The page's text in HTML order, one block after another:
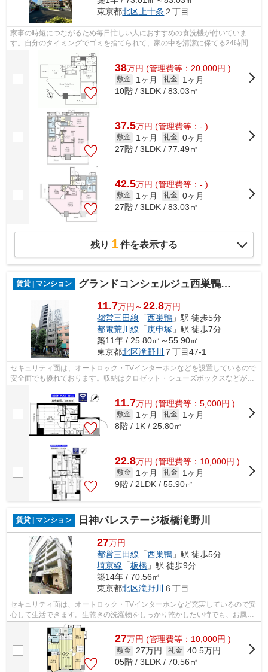
東京都北区 上十条 ２丁目
家事の時短につながるため毎日忙しい人におすすめの食洗機が付いていま
す。自分のタイミングでゴミを捨てられて、家の中を清潔に保てる24時間ゴ
ミ出し可能な物件になっています。こち...
38万円 (管理費等：20,000円 )
敷金 1ヶ月 礼金
1ヶ月
10階 / 3LDK / 83.03㎡
37.5万円 (管理費等：- )
敷金 1ヶ月 礼金 0ヶ月
27階 / 3LDK / 77.49㎡
42.5万円 (管理費等：- )
敷金 1ヶ月 礼金 0ヶ月
27階 / 3LDK / 83.03㎡
残り 1件を表示する
賃貸 | マンション グランドコンシェルジュ西巣鴨アジールコート
11.7万円～22.8万円
都営三田線 「西巣鴨 」駅 徒歩5分
都電荒川線 「 庚申塚 」駅 徒歩7分
築11年 / 25.80㎡～55.90㎡
東京都北区滝野川 ７丁目47-1
セキュリティ面は、オートロック・TVインターホンなどを設置しているので
安全面でも優れております。収納はクロゼット・シューズボックスなどが備
11.7万円 (管理費等：5,000円 )
敷金 1ヶ月 礼金
1ヶ月
8階 / 1K / 25.80㎡
22.8万円 (管理費等：10,000円 )
敷金 1ヶ月 礼金
1ヶ月
9階 / 2LDK / 55.90㎡
賃貸 | マンション 日神パレステージ板橋滝野川
27万円
都営三田線 「西巣鴨 」駅 徒歩5分
埼京線 「板橋 」駅 徒歩9分
築14年 / 70.56㎡
東京都北区滝野川 ６丁目
セキュリティ面は、オートロック・TVインターホンなど充実しているので安
心して生活できます。生乾きの洗濯物をしっかり乾かしたい時でも、お風呂
場でサッと乾燥できる浴室乾燥機があ...
27万円 (管理費等：10,000円 )
敷金 27万円 礼金 40.5万円
05階 / 3LDK / 70.56㎡